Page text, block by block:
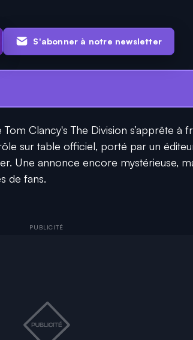
S'abonner à notre newsletter
Tom Clancy's The Division s’apprête à
sur table officiel, porté par un
Une annonce encore mystérieuse,
de fans.